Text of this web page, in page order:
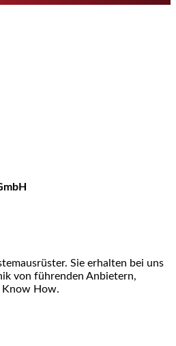
Sie erhalten bei uns
von führenden Anbietern,
Know How.